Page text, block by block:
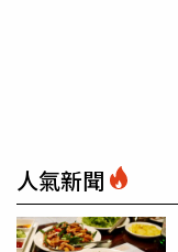
人氣新聞